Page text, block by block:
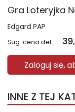
Edgard PAP
Sug. cena det.
Zaloguj się,
INNE Z TEJ